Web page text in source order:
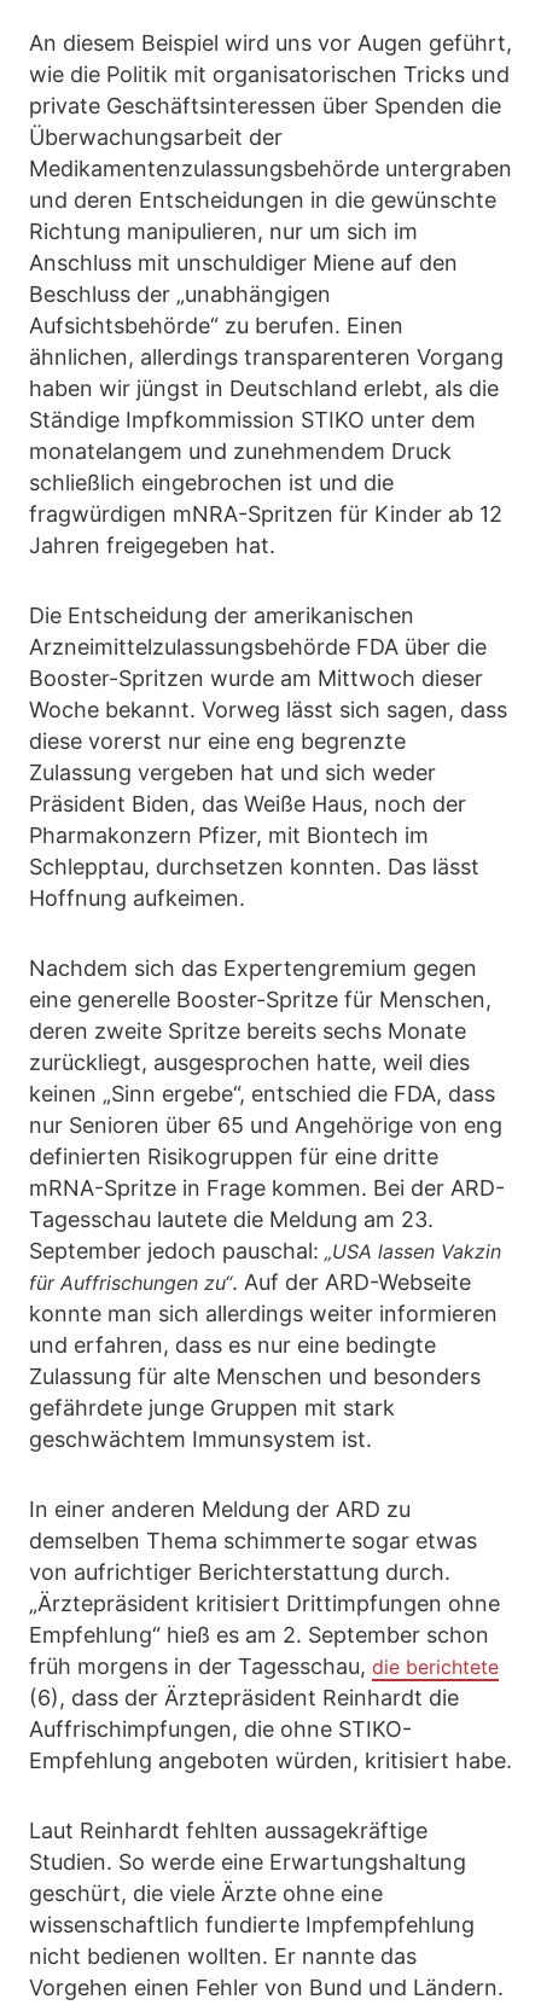
An diesem Beispiel wird uns vor Augen geführt,
wie die Politik mit organisatorischen Tricks und
private Geschäftsinteressen über Spenden die
Überwachungsarbeit der
Medikamentenzulassungsbehörde untergraben
und deren Entscheidungen in die gewünschte
Richtung manipulieren, nur um sich im
Anschluss mit unschuldiger Miene auf den
Beschluss der „unabhängigen
Aufsichtsbehörde“ zu berufen. Einen
ähnlichen, allerdings transparenteren Vorgang
haben wir jüngst in Deutschland erlebt, als die
Ständige Impfkommission STIKO unter dem
monatelangem und zunehmendem Druck
schließlich eingebrochen ist und die
fragwürdigen mNRA-Spritzen für Kinder ab 12
Jahren freigegeben hat.
Die Entscheidung der amerikanischen
Arzneimittelzulassungsbehörde FDA über die
Booster-Spritzen wurde am Mittwoch dieser
Woche bekannt. Vorweg lässt sich sagen, dass
diese vorerst nur eine eng begrenzte
Zulassung vergeben hat und sich weder
Präsident Biden, das Weiße Haus, noch der
Pharmakonzern Pfizer, mit Biontech im
Schlepptau, durchsetzen konnten. Das lässt
Hoffnung aufkeimen.
Nachdem sich das Expertengremium gegen
eine generelle Booster-Spritze für Menschen,
deren zweite Spritze bereits sechs Monate
zurückliegt, ausgesprochen hatte, weil dies
keinen „Sinn ergebe“, entschied die FDA, dass
nur Senioren über 65 und Angehörige von eng
definierten Risikogruppen für eine dritte
mRNA-Spritze in Frage kommen. Bei der ARD-
Tagesschau lautete die Meldung am 23.
September jedoch pauschal: „USA lassen Vakzin
für Auffrischungen zu“. Auf der ARD-Webseite
konnte man sich allerdings weiter informieren
und erfahren, dass es nur eine bedingte
Zulassung für alte Menschen und besonders
gefährdete junge Gruppen mit stark
geschwächtem Immunsystem ist.
In einer anderen Meldung der ARD zu
demselben Thema schimmerte sogar etwas
von aufrichtiger Berichterstattung durch.
„Ärztepräsident kritisiert Drittimpfungen ohne
Empfehlung“ hieß es am 2. September schon
früh morgens in der Tagesschau, die berichtete
(6), dass der Ärztepräsident Reinhardt die
Auffrischimpfungen, die ohne STIKO-
Empfehlung angeboten würden, kritisiert habe.
Laut Reinhardt fehlten aussagekräftige
Studien. So werde eine Erwartungshaltung
geschürt, die viele Ärzte ohne eine
wissenschaftlich fundierte Impfempfehlung
nicht bedienen wollten. Er nannte das
Vorgehen einen Fehler von Bund und Ländern.